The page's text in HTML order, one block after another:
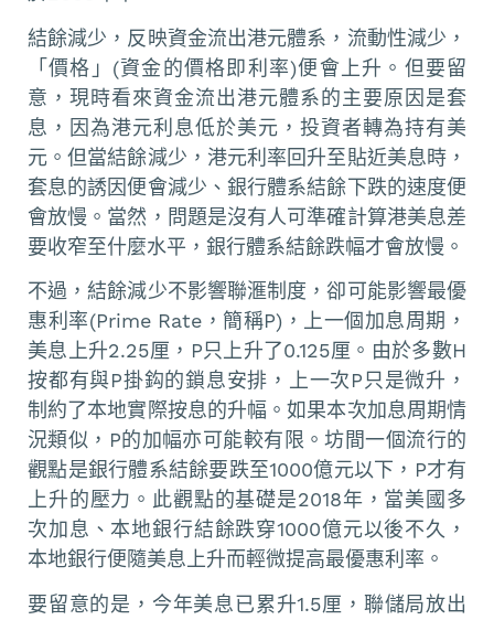
結餘減少，反映資金流出港元體系，流動性減少，
「價格」(資金的價格即利率)便會上升。但要留
意，現時看來資金流出港元體系的主要原因是套
息，因為港元利息低於美元，投資者轉為持有美
元。但當結餘減少，港元利率回升至貼近美息時，
套息的誘因便會減少、銀行體系結餘下跌的速度便
會放慢。當然，問題是沒有人可準確計算港美息差
要收窄至什麼水平，銀行體系結餘跌幅才會放慢。
不過，結餘減少不影響聯滙制度，卻可能影響最優
惠利率(Prime Rate，簡稱P)，上一個加息周期，
美息上升2.25厘，P只上升了0.125厘。由於多數H
按都有與P掛鈎的鎖息安排，上一次P只是微升，
制約了本地實際按息的升幅。如果本次加息周期情
況類似，P的加幅亦可能較有限。坊間一個流行的
觀點是銀行體系結餘要跌至1000億元以下，P才有
上升的壓力。此觀點的基礎是2018年，當美國多
次加息、本地銀行結餘跌穿1000億元以後不久，
本地銀行便隨美息上升而輕微提高最優惠利率。
要留意的是，今年美息已累升1.5厘，聯儲局放出